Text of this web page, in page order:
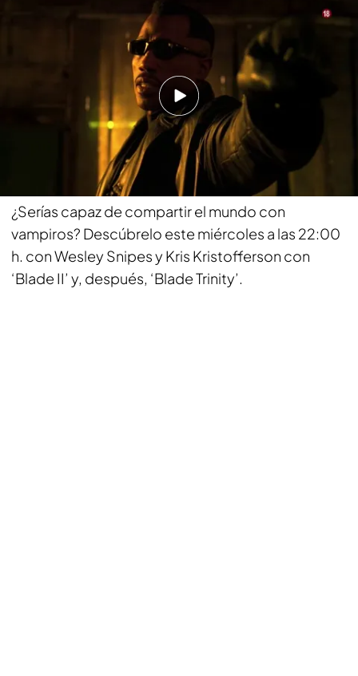
'Blade II' y 'Blade Trinity', el miércoles desde las 22:00 h.
¡En Be Mad estamos locos por el cine!
¿Serías capaz de compartir el mundo con
vampiros? Descúbrelo este miércoles a las 22:00
h. con Wesley Snipes y Kris Kristofferson con
‘Blade II’ y, después, ‘Blade Trinity’.